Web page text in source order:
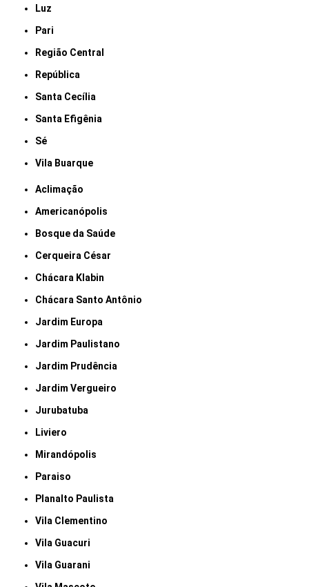
Luz
Pari
Região Central
República
Santa Cecília
Santa Efigênia
Sé
Vila Buarque
Aclimação
Americanópolis
Bosque da Saúde
Cerqueira César
Chácara Klabin
Chácara Santo Antônio
Jardim Europa
Jardim Paulistano
Jardim Prudência
Jardim Vergueiro
Jurubatuba
Liviero
Mirandópolis
Paraiso
Planalto Paulista
Vila Clementino
Vila Guacuri
Vila Guarani